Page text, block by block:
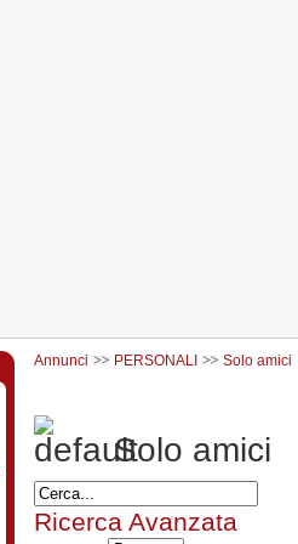
Annunci PERSONALI Solo amici
Solo amici
Ricerca Avanzata